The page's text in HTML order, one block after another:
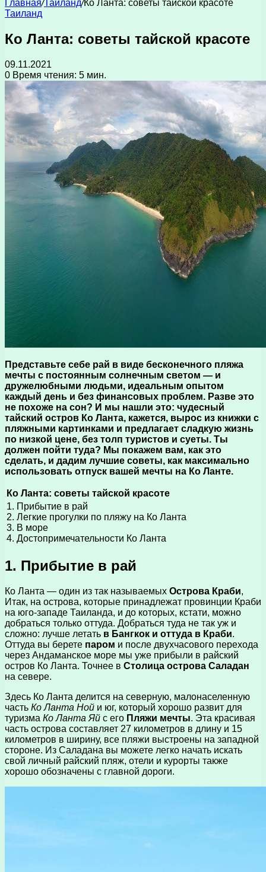
Главная/Таиланд/Ко Ланта: советы тайской красоте
Таиланд
Ко Ланта: советы тайской красоте
09.11.2021
0 Время чтения: 5 мин.
Представьте себе рай в виде бесконечного пляжа
мечты с постоянным солнечным светом — и
дружелюбными людьми, идеальным опытом
каждый день и без финансовых проблем. Разве это
не похоже на сон? И мы нашли это: чудесный
тайский остров Ко Ланта, кажется, вырос из книжки с
пляжными картинками и предлагает сладкую жизнь
по низкой цене, без толп туристов и суеты. Ты
должен пойти туда? Мы покажем вам, как это
сделать, и дадим лучшие советы, как максимально
использовать отпуск вашей мечты на Ко Ланте.
Ко Ланта: советы тайской красоте
1. Прибытие в рай
2. Легкие прогулки по пляжу на Ко Ланта
3. В море
4. Достопримечательности Ко Ланта
1. Прибытие в рай
Ко Ланта — один из так называемых Острова Краби,
Итак, на острова, которые принадлежат провинции Краби
на юго-западе Таиланда, и до которых, кстати, можно
добраться только оттуда. Добраться туда не так уж и
сложно: лучше летать в Бангкок и оттуда в Краби.
Оттуда вы берете паром и после двухчасового перехода
через Андаманское море мы уже прибыли в райский
остров Ко Ланта. Точнее в Столица острова Саладан
на севере.
Здесь Ко Ланта делится на северную, малонаселенную
часть Ко Ланта Ной и юг, который хорошо развит для
туризма Ко Ланта Яй с его Пляжи мечты. Эта красивая
часть острова составляет 27 километров в длину и 15
километров в ширину, все пляжи выстроены на западной
стороне. Из Саладана вы можете легко начать искать
свой личный райский пляж, отели и курорты также
хорошо обозначены с главной дороги.